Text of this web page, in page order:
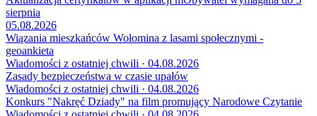
sierpnia
05.08.2026
Wiązania mieszkańców Wołomina z lasami społecznymi -
geoankieta
Wiadomości z ostatniej chwili · 04.08.2026
Zasady bezpieczeństwa w czasie upałów
Wiadomości z ostatniej chwili · 04.08.2026
Konkurs "Nakręć Dziady" na film promujący Narodowe Czytanie